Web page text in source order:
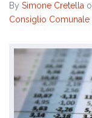
By Simone Cretella
Consiglio Comunale